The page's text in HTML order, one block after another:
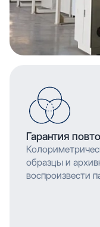
Гарантия
образцы и
воспроизвести